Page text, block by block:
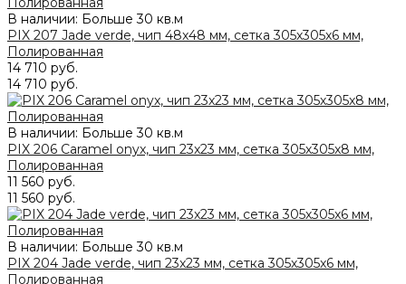
В наличии: Больше 30 кв.м
PIX 207 Jade verde, чип 48x48 мм, сетка 305х305x6 мм,
Полированная
14 710 руб.
14 710 руб.
В наличии: Больше 30 кв.м
PIX 206 Caramel onyx, чип 23x23 мм, сетка 305х305x8 мм,
Полированная
11 560 руб.
11 560 руб.
В наличии: Больше 30 кв.м
PIX 204 Jade verde, чип 23x23 мм, сетка 305х305x6 мм,
Полированная